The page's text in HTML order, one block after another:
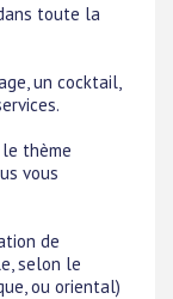
toute la
un cocktail,
thème
vous
de
selon le
ou oriental)